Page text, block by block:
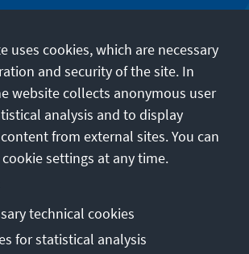
uses cookies, which are necessary
and security of the site. In
website collects anonymous user
analysis and to display
from external sites. You can
settings at any time.
technical cookies
for statistical analysis